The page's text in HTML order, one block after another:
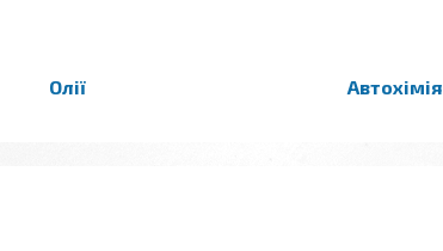
Олії Автохімія